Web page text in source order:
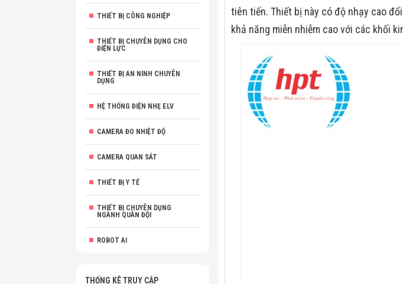
THIẾT BỊ CÔNG NGHIỆP
THIẾT BỊ CHUYÊN DỤNG CHO
ĐIỆN LỰC
THIẾT BỊ AN NINH CHUYÊN
DỤNG
HỆ THỐNG ĐIỆN NHẸ ELV
CAMERA ĐO NHIỆT ĐỘ
CAMERA QUAN SÁT
THIẾT BỊ Y TẾ
THIẾT BỊ CHUYÊN DỤNG
NGÀNH QUÂN ĐỘI
ROBOT AI
THỐNG KÊ TRUY CẬP
tiên tiến. Thiết bị này có độ nhạy cao
khả năng miễn nhiễm cao với các khối